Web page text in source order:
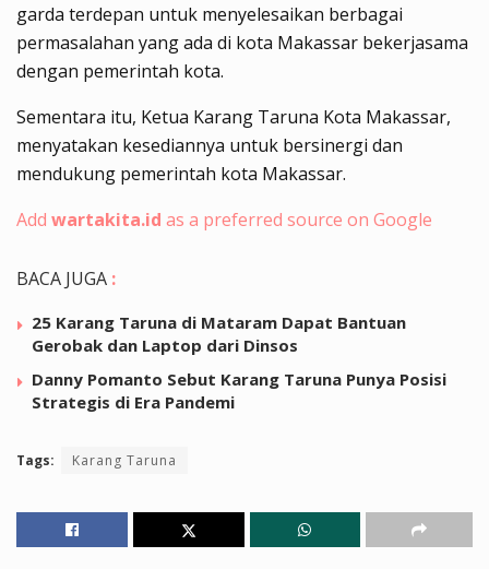
garda terdepan untuk menyelesaikan berbagai
permasalahan yang ada di kota Makassar bekerjasama
dengan pemerintah kota.
Sementara itu, Ketua Karang Taruna Kota Makassar,
menyatakan kesediannya untuk bersinergi dan
mendukung pemerintah kota Makassar.
Add wartakita.id as a preferred source on Google
BACA JUGA :
25 Karang Taruna di Mataram Dapat Bantuan
Gerobak dan Laptop dari Dinsos
Danny Pomanto Sebut Karang Taruna Punya Posisi
Strategis di Era Pandemi
Tags: Karang Taruna